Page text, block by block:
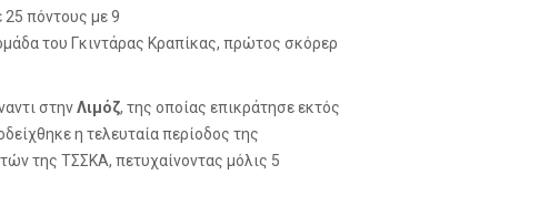
25 πόντους με 9
του Γκιντάρας Κραπίκας, πρώτος σκόρερ
στηνΛιμόζ, της οποίας επικράτησε εκτός
η τελευταία περίοδος της
της ΤΣΣΚΑ, πετυχαίνοντας μόλις 5